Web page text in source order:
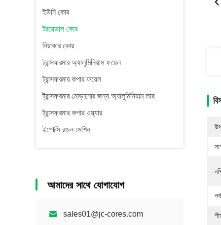
ইউনি কোর
টরয়েডাল কোর
নিরাকার কোর
ট্রান্সফরমার অ্যালুমিনিয়াম ফয়েল
ট্রান্সফরমার কপার ফয়েল
ট্রান্সফরমার মোড়ানোর জন্য অ্যালুমিনিয়াম তার
ট্রান্সফরমার কপার ওয়্যার
ইপোক্সি রজন মেশিন
আমাদের সাথে যোগাযোগ
sales01@jc-cores.com